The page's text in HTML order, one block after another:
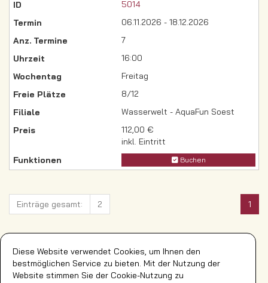
5014
06.11.2026 - 18.12.2026
7
16:00
Freitag
8/12
Wasserwelt - AquaFun Soest
112,00 €
inkl. Eintritt
Buchen
1
Einträge gesamt: 2
Einträge pro Seite: 20 40 60 80
Diese Website verwendet Cookies, um Ihnen den
bestmöglichen Service zu bieten. Mit der Nutzung der
Website stimmen Sie der Cookie-Nutzung zu